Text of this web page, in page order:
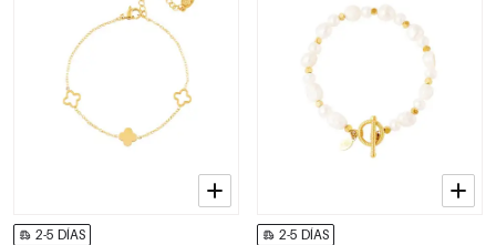
2-5 DÍAS 2-5 DÍAS